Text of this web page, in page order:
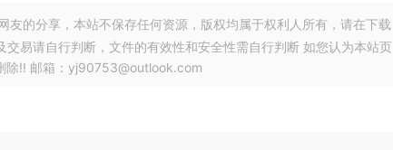
的分享，本站不保存任何资源，版权均属于权利人所有，请在下载
易请自行判断，文件的有效性和安全性需自行判断 如您认为本站页
除!! 邮箱：yj90753@outlook.com